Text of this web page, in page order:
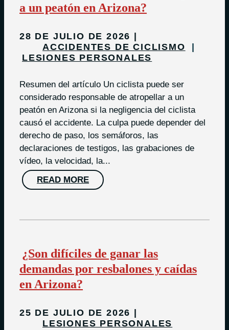
a un peatón en Arizona?
28 DE JULIO DE 2026
ACCIDENTES DE CICLISMO
LESIONES PERSONALES
Resumen del artículo Un ciclista puede ser
considerado responsable de atropellar a un
peatón en Arizona si la negligencia del ciclista
causó el accidente. La culpa puede depender del
derecho de paso, los semáforos, las
declaraciones de testigos, las grabaciones de
vídeo, la velocidad, la...
READ MORE
¿Son difíciles de ganar las
demandas por resbalones y caídas
en Arizona?
25 DE JULIO DE 2026
LESIONES PERSONALES